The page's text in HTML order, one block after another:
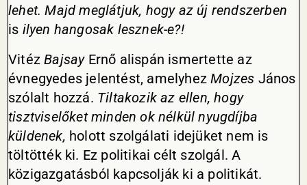
lehet. Majd meglátjuk, hogy az új rendszerben
is ilyen hangosak lesznek-e?!
VitézBajsayErnő alispán ismertette az
évnegyedes jelentést, amelyhezMojzes János
szólalt hozzá. Tiltakozik az ellen, hogy
tisztviselőket minden ok nélkül nyugdíjba
küldenek, holott szolgálati idejüket nem is
töltötték ki. Ez politikai célt szolgál. A
közigazgatásból kapcsolják ki a politikát.